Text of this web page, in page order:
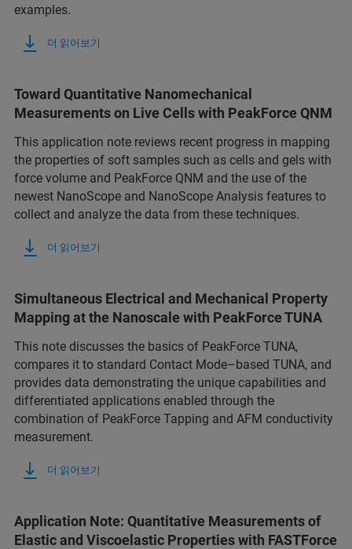
examples.
더 읽어보기
Toward Quantitative Nanomechanical
Measurements on Live Cells with PeakForce QNM
This application note reviews recent progress in mapping
the properties of soft samples such as cells and gels with
force volume and PeakForce QNM and the use of the
newest NanoScope and NanoScope Analysis features to
collect and analyze the data from these techniques.
더 읽어보기
Simultaneous Electrical and Mechanical Property
Mapping at the Nanoscale with PeakForce TUNA
This note discusses the basics of PeakForce TUNA,
compares it to standard Contact Mode–based TUNA, and
provides data demonstrating the unique capabilities and
differentiated applications enabled through the
combination of PeakForce Tapping and AFM conductivity
measurement.
더 읽어보기
Application Note: Quantitative Measurements of
Elastic and Viscoelastic Properties with FASTForce